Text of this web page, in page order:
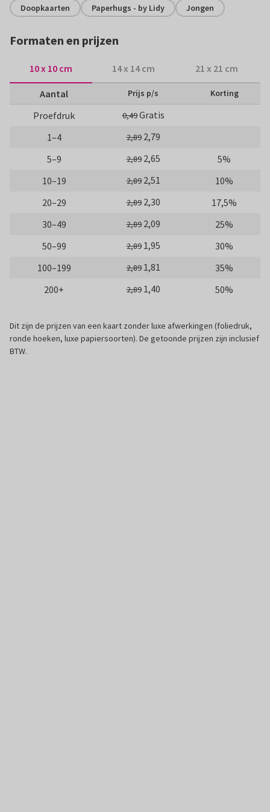
Doopkaarten Paperhugs - by Lidy Jongen
Formaten en prijzen
10 x 10 cm 14 x 14 cm 21 x 21 cm
Aantal Prijs p/s Korting
Proefdruk 0,49Gratis
1–4
2,89 2,79
5–9
2,89 2,65
5%
10–19
2,89 2,51
10%
20–29
2,89 2,30
17,5%
30–49
2,89 2,09
25%
50–99
2,89 1,95
30%
100–199
2,89 1,81
35%
200+
2,89 1,40 50%
Dit zijn de prijzen van een kaart zonder luxe afwerkingen (foliedruk,
ronde hoeken, luxe papiersoorten). De getoonde prijzen zijn inclusief
BTW.